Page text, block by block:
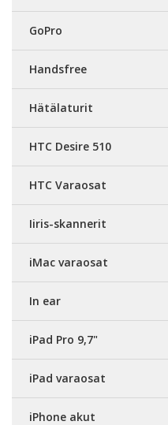
GoPro
Handsfree
Hätälaturit
HTC Desire 510
HTC Varaosat
Iiris-skannerit
iMac varaosat
In ear
iPad Pro 9,7"
iPad varaosat
iPhone akut